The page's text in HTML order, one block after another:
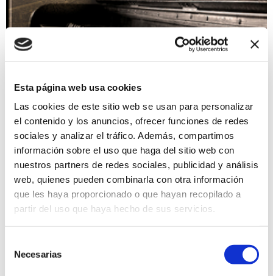
Esta página web usa cookies
Las cookies de este sitio web se usan para personalizar
el contenido y los anuncios, ofrecer funciones de redes
sociales y analizar el tráfico. Además, compartimos
información sobre el uso que haga del sitio web con
nuestros partners de redes sociales, publicidad y análisis
web, quienes pueden combinarla con otra información
que les haya proporcionado o que hayan recopilado a
partir del uso que haya hecho de sus servicios.
Necesarias
Otros centros de enseñanza